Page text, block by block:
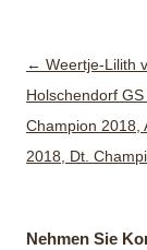
← Weertje-Lilith
Holschendorf
Champion 2018,
2018, Dt.
Nehmen Sie